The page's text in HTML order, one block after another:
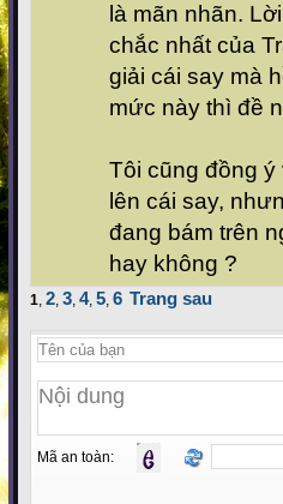
là mãn nhãn.
chắc nhất của
giải cái say mà
mức này thì đề
Tôi cũng đồng
lên cái say,
đang bám trên
hay không ?
1, 2, 3, 4, 5, 6 Trang sau
Mã an toàn: